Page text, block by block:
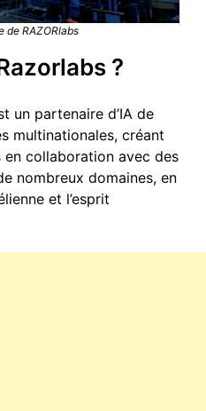
de RAZORlabs
?
un partenaire d’IA de
multinationales, créant
en collaboration avec des
nombreux domaines, en
et l’esprit